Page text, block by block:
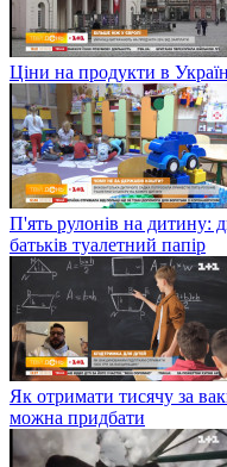
Ціни на продукти в
П'ять рулонів на дитину:
батьків туалетний папір
Як отримати тисячу за
можна придбати